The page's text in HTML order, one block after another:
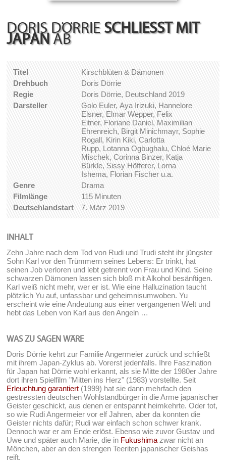
DORIS DÖRRIE SCHLIESST MIT J
APAN AB
Titel
Kirschblüten & Dämonen
Drehbuch
Doris Dörrie
Regie
Doris Dörrie, Deutschland 2019
Darsteller
Golo Euler, Aya Irizuki, Hannelore
Elsner, Elmar Wepper, Felix
Eitner, Floriane Daniel, Maximilian
Ehrenreich, Birgit Minichmayr, Sophie
Rogall, Kirin Kiki, Carlotta
Rupp, Lotanna Ogbughalu, Chloé Marie
Mischek, Corinna Binzer, Katja
Bürkle, Sissy Höfferer, Lorna
Ishema, Florian Fischer u.a.
Genre
Drama
Filmlänge
115 Minuten
Deutschlandstart
7. März 2019
INHALT
Zehn Jahre nach dem Tod von Rudi und Trudi steht ihr jüngster
Sohn Karl vor den Trümmern seines Lebens: Er trinkt, hat
seinen Job verloren und lebt getrennt von Frau und Kind. Seine
schwarzen Dämonen lassen sich bloß mit Alkohol besänftigen.
Karl weiß nicht mehr, wer er ist. Wie eine Halluzination taucht
plötzlich Yu auf, unfassbar und geheimnisumwoben. Yu
erscheint wie eine Andeutung aus einer vergangenen Welt und
hebt das Leben von Karl aus den Angeln …
WAS ZU SAGEN WÄRE
Doris Dörrie kehrt zur Familie Angermeier zurück und schließt
mit ihrem Japan-Zyklus ab. Vorerst jedenfalls. Ihre Faszination
für Japan hat Dörrie wohl erkannt, als sie Mitte der 1980er Jahre
dort ihren Spielfilm "Mitten ins Herz" (1983) vorstellte. Seit
Erleuchtung garantiert (1999) hat sie dann mehrfach den
gestressten deutschen Wohlstandbürger in die Arme japanischer
Geister geschickt, aus denen er entspannt heimkehrte. Oder tot,
so wie Rudi Angermeier vor elf Jahren, aber da konnten die
Geister nichts dafür; Rudi war einfach schon schwer krank.
Dennoch war er am Ende erlöst. Ebenso wie zuvor Gustav und
Uwe und später auch Marie, die in Fukushima zwar nicht an
Mönchen, aber an den strengen Teeriten japanischer Geishas
reift.